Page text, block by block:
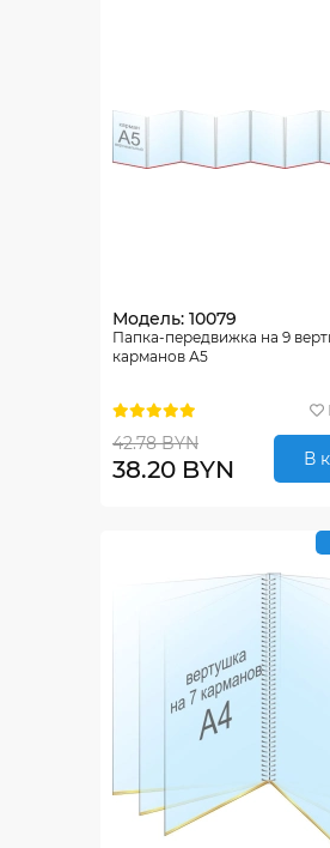
Модель: 10079
Папка-передвижка на 9
карманов А5
42.78 BYN
38.20 BYN В